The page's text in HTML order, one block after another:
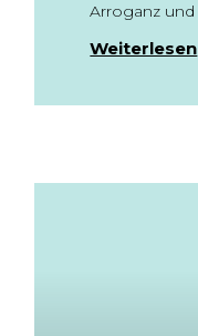
Arroganz und
Weiterlesen